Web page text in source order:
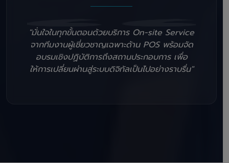
"มั่นใจในทุกขั้นตอนด้วยบริการ On-site Service
จากทีมงานผู้เชี่ยวชาญเฉพาะด้าน POS พร้อมจัด
อบรมเชิงปฏิบัติการถึงสถานประกอบการ เพื่อ
ให้การเปลี่ยนผ่านสู่ระบบดิจิทัลเป็นไปอย่างราบรื่น"